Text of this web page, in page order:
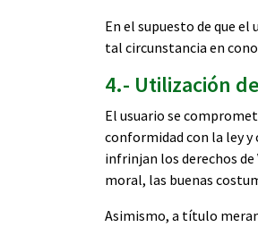
En el supuesto de que
tal circunstancia en
4.- Utilización
El usuario se
conformidad con la ley y
infrinjan los derechos
moral, las buenas
Asimismo, a título